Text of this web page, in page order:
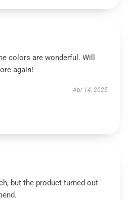
colors are wonderful. Will
again!
Apr 14, 2025
but the product turned out